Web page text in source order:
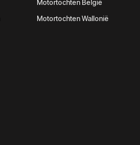
Motortochten België
Motortochten Wallonië